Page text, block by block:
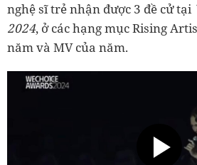
nghệ sĩ trẻ nhận được 3 đề cử tại
2024, ở các hạng mục Rising
năm và MV của năm.